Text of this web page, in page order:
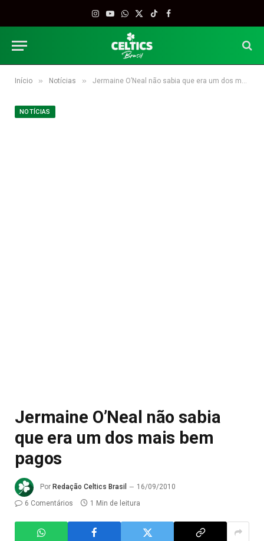
Instagram
YouTube
WhatsApp
X
TikTokFacebook
Início » Notícias » Jermaine O’Neal não sabia que era um dos mais bem pagos
NOTÍCIAS
Jermaine O’Neal não sabia
que era um dos mais bem
pagos
Por Redação Celtics Brasil
16/09/2010
6 Comentários
1 Min de leitura